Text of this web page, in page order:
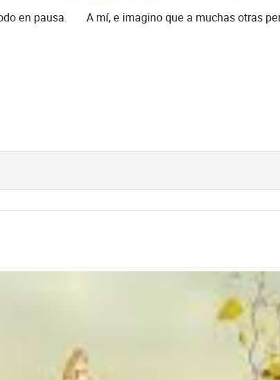
en pausa. A mí, e imagino que a muchas otras